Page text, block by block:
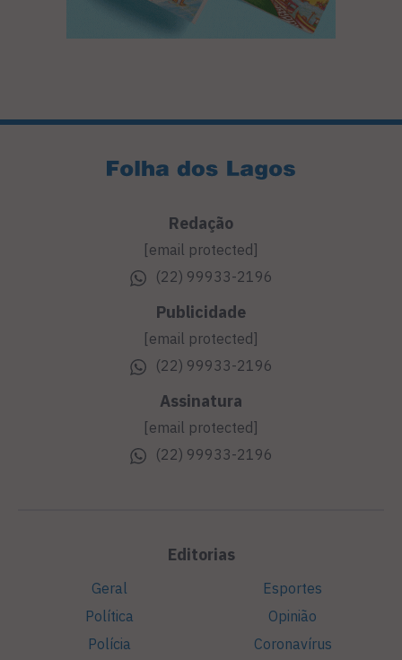
Redação
[email protected]
(22) 99933-2196
Publicidade
[email protected]
(22) 99933-2196
Assinatura
[email protected]
(22) 99933-2196
Editorias
Geral
Política
Polícia
Esportes
Opinião
Coronavírus